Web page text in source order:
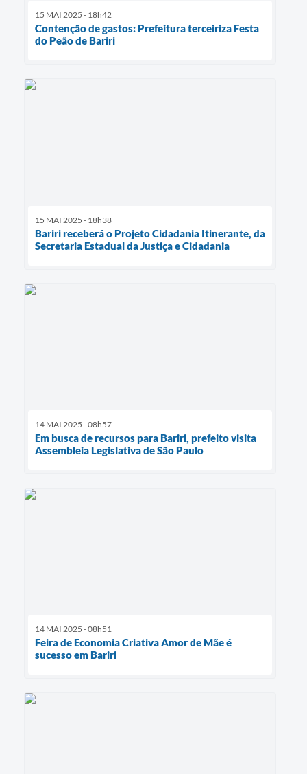
15 MAI 2025 - 18h42
Contenção de gastos: Prefeitura terceiriza Festa
do Peão de Bariri
15 MAI 2025 - 18h38
Bariri receberá o Projeto Cidadania Itinerante, da
Secretaria Estadual da Justiça e Cidadania
14 MAI 2025 - 08h57
Em busca de recursos para Bariri, prefeito visita
Assembleia Legislativa de São Paulo
14 MAI 2025 - 08h51
Feira de Economia Criativa Amor de Mãe é
sucesso em Bariri